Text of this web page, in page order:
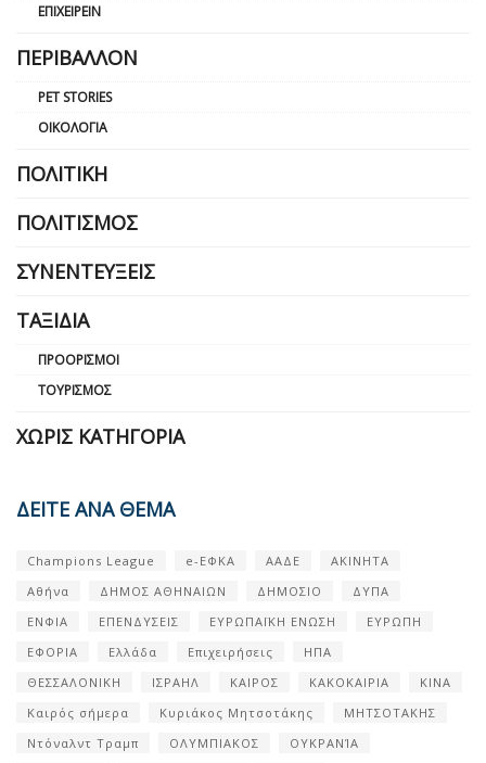
ΕΠΙΧΕΙΡΕΊΝ
ΠΕΡΙΒΆΛΛΟΝ
PET STORIES
ΟΙΚΟΛΟΓΊΑ
ΠΟΛΙΤΙΚΉ
ΠΟΛΙΤΙΣΜΌΣ
ΣΥΝΕΝΤΕΎΞΕΙΣ
ΤΑΞΊΔΙΑ
ΠΡΟΟΡΙΣΜΟΊ
ΤΟΥΡΙΣΜΌΣ
ΧΩΡΊΣ ΚΑΤΗΓΟΡΊΑ
ΔΕΙΤΕ ΑΝΑ ΘΕΜΑ
Champions League e-ΕΦΚΑ ΑΑΔΕ
ΑΚΙΝΗΤΑ
Αθήνα
ΔΗΜΟΣ ΑΘΗΝΑΙΩΝ ΔΗΜΟΣΙΟ
ΔΥΠΑ
ΕΝΦΙΑ
ΕΠΕΝΔΥΣΕΙΣ ΕΥΡΩΠΑΪΚΗ ΕΝΩΣΗ
ΕΥΡΩΠΗ
ΕΦΟΡΙΑ
Ελλάδα Επιχειρήσεις
ΗΠΑ
ΘΕΣΣΑΛΟΝΙΚΗ
ΙΣΡΑΗΛ ΚΑΙΡΟΣ ΚΑΚΟΚΑΙΡΙΑ
ΚΙΝΑ
Καιρός σήμερα
Κυριάκος Μητσοτάκης
ΜΗΤΣΟΤΑΚΗΣ
Ντόναλντ Τραμπ
ΟΛΥΜΠΙΑΚΟΣ
ΟΥΚΡΑΝΊΑ